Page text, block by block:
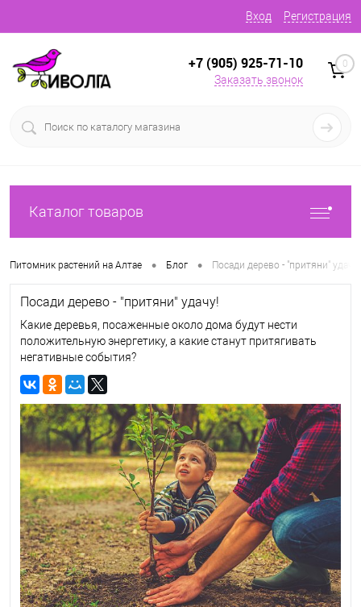
Вход Регистрация
+7 (905) 925-71-10
Заказать звонок
0
Каталог товаров
Питомник растений на Алтае • Блог • Посади дерево - "притяни" удачу!
Посади дерево - "притяни" удачу!
Какие деревья, посаженные около дома будут нести
положительную энергетику, а какие станут притягивать
негативные события?